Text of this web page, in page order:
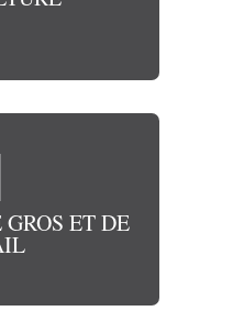
ET DE